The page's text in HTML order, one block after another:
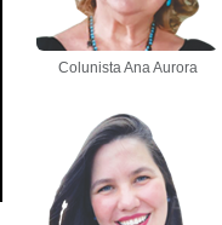
Colunista Ana Aurora